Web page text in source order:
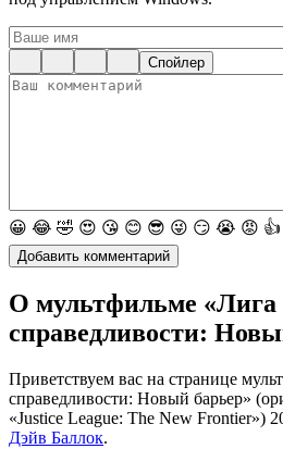
Спойлер
😀 😂 🤣 😍 😘 😊 😎 😜 😏 😭 😡 👍
О мультфильме «Лига
справедливости:
Приветствуем вас на странице
справедливости: Новый барьер»
«Justice League: The New Frontier»)
Дэйв Баллок.